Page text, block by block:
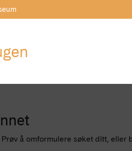
å omformulere søket ditt, eller